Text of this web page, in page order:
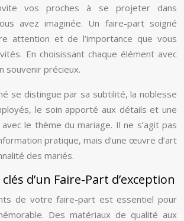
vos proches à se projeter dans
avez imaginée. Un faire-part soigné
attention et de l’importance que vous
En choisissant chaque élément avec
souvenir précieux.
se distingue par sa subtilité, la noblesse
le soin apporté aux détails et une
le thème du mariage. Il ne s’agit pas
pratique, mais d’une œuvre d’art
des mariés.
d’un Faire-Part d’exception
de votre faire-part est essentiel pour
Des matériaux de qualité aux